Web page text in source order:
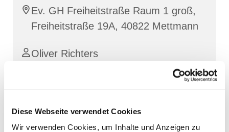
Diese Webseite verwendet Cookies
Wir verwenden Cookies, um Inhalte und Anzeigen zu
Ev. GH Freiheitstraße Raum 1 groß,
Freiheitstraße 19A, 40822 Mettmann
Oliver Richters